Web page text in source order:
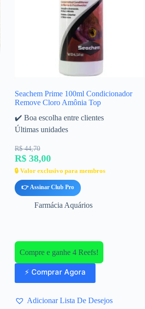
Seachem Prime 100ml Condicionador
Remove Cloro Amônia Top
✔️ Boa escolha entre clientes
Últimas unidades
R$ 44,70
R$ 38,00
🔒 Valor exclusivo para membros
👉 Assinar Club Pro
Farmácia Aquários
Compre e ganhe 4 Reefs!
⚡ Comprar Agora
Adicionar Lista De Desejos